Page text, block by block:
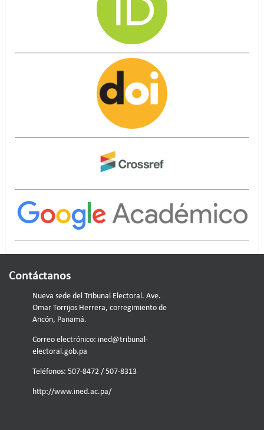
Contáctanos
Nueva sede del Tribunal Electoral. Ave.
Omar Torrijos Herrera, corregimiento de
Ancón, Panamá.
Correo electrónico: ined@tribunal-
electoral.gob.pa
Teléfonos: 507-8472 / 507-8313
http://www.ined.ac.pa/